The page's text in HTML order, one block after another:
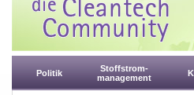
Politik
Stoffstrom-
management